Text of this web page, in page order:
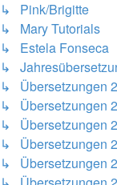
↳ Pink/Brigitte
↳ Mary Tutorials
↳ Estela Fonseca
↳
↳ Übersetzungen
↳ Übersetzungen
↳ Übersetzungen
↳ Übersetzungen
↳ Übersetzungen